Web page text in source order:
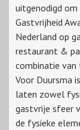
uitgenodigd om
Gastvrijheid
Nederland op
restaurant &
combinatie van
Voor Duursma
laten zowel
gastvrije sfeer
de fysieke